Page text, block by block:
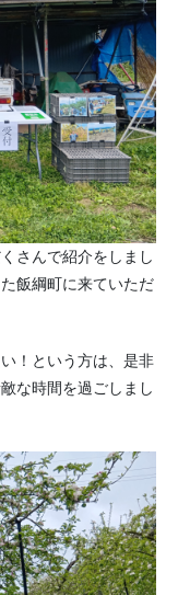
さんで紹介をしまし
飯綱町に来ていただ
！という方は、是非
な時間を過ごしまし